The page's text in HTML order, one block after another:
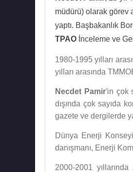
müdürü) olarak görev
yaptı. Başbakanlık
TPAO İnceleme ve
1980-1995 yılları
yılları arasında
Necdet Pamir'in çok
dışında çok sayıda
gazete ve dergilerde
Dünya Enerji
danışmanı, Enerji
2000-2001 yıllarında